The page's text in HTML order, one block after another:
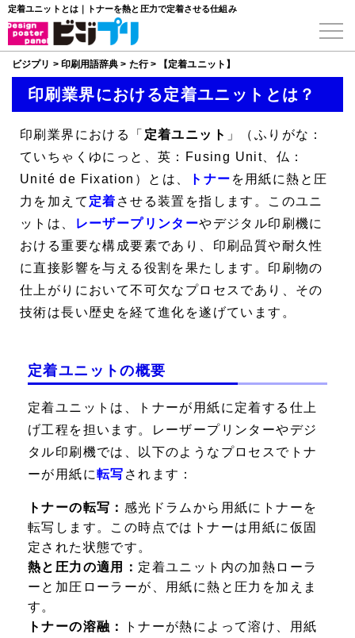
定着ユニットとは｜トナーを熱と圧力で定着させる仕組み
ビジプリ > 印刷用語辞典 > た行> 【定着ユニット】
印刷業界における定着ユニットとは？
印刷業界における「 定着ユニット 」（ふりがな：
ていちゃくゆにっと、英：Fusing Unit、仏：
Unité de Fixation）とは、
トナー を用紙に熱と圧
力を加えて 定着 させる装置を指します。このユニ
ットは、
レーザープリンターやデジタル印刷機に
おける重要な構成要素であり、印刷品質や耐久性
に直接影響を与える役割を果たします。印刷物の
仕上がりにおいて不可欠なプロセスであり、その
技術は長い歴史を経て進化を遂げています。
定着ユニットの概要
定着ユニットは、トナーが用紙に定着する仕上
げ工程を担います。レーザープリンターやデジ
タル印刷機では、以下のようなプロセスでトナ
ーが用紙に転写 されます：
トナーの転写： 感光ドラムから用紙にトナーを
転写します。この時点ではトナーは用紙に仮固
定された状態です。
熱と圧力の適用： 定着ユニット内の加熱ローラ
ーと加圧ローラーが、用紙に熱と圧力を加えま
す。
トナーの溶融：
トナーが熱によって溶け、用紙